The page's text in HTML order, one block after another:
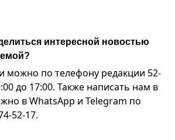
интересной новостью
можно по телефону редакции 52-
до 17:00. Также написать нам в
в WhatsApp и Telegram по
52-17.